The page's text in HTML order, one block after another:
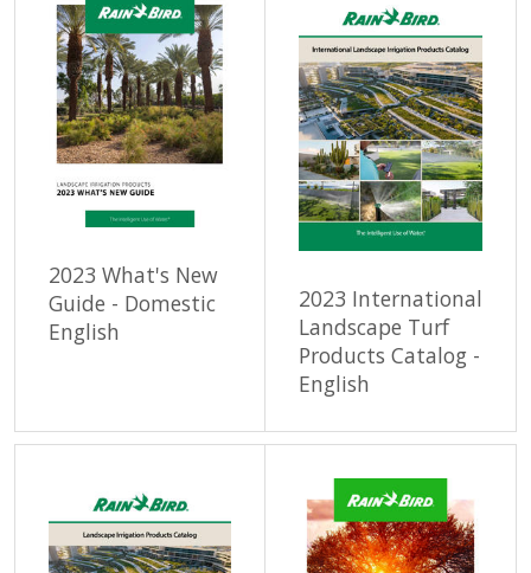
2023 What's New
Guide - Domestic
English
2023 International
Landscape Turf
Products Catalog -
English